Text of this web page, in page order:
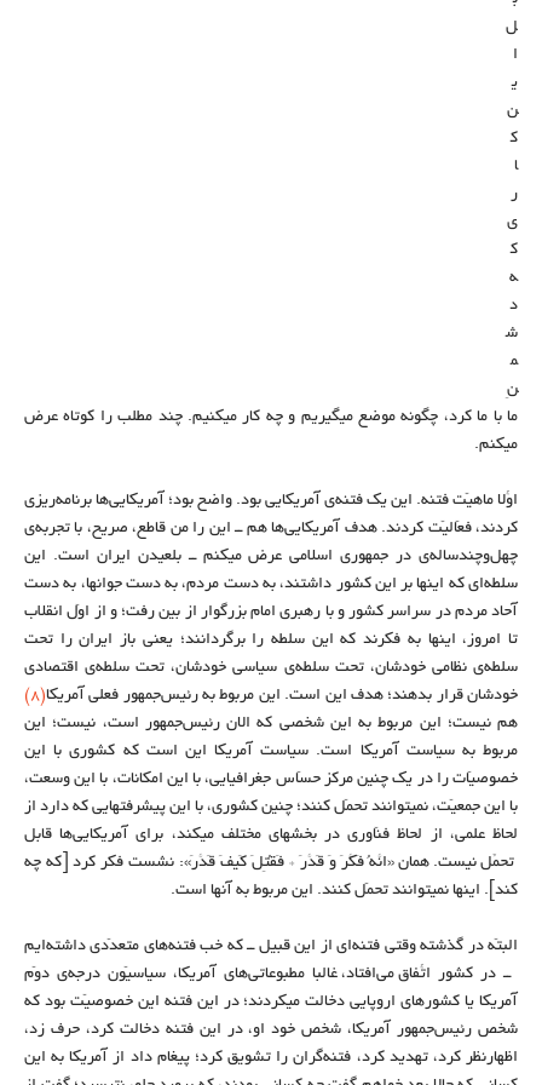
ل
ا
ی
ن
ک
ا
ر
ی
ک
ه
د
ش
م
نِ
ما با ما کرد، چگونه موضع میگیریم و چه کار میکنیم. چند مطلب را کوتاه عرض
میکنم.
اوّلاً ماهیّت فتنه. این یک فتنه‌ی آمریکایی بود. واضح بود؛ آمریکایی‌ها برنامه‌ریزی
کردند، فعّالیّت کردند. هدف آمریکایی‌ها هم ــ این را من قاطع، صریح، با تجربه‌ی
چهل‌وچندساله‌ی در جمهوری اسلامی عرض میکنم ــ بلعیدن ایران است. این
سلطه‌ای که اینها بر این کشور داشتند، به دست مردم، به دست جوانها، به دست
آحاد مردم در سراسر کشور و با رهبری امام بزرگوار از بین رفت؛ و از اوّل انقلاب
تا امروز، اینها به فکرند که این سلطه را برگردانند؛ یعنی باز ایران را تحت
سلطه‌ی نظامی خودشان، تحت سلطه‌ی سیاسی خودشان، تحت سلطه‌ی اقتصادی
خودشان قرار بدهند؛ هدف این است. این مربوط به رئیس‌جمهور فعلی آمریکا(۸)
هم نیست؛ این مربوط به این شخصی که الان رئیس‌جمهور است، نیست؛ این
مربوط به سیاست آمریکا است. سیاست آمریکا این است که کشوری با این
خصوصیّات را در یک چنین مرکز حسّاس جغرافیایی، با این امکانات، با این وسعت،
با این جمعیّت، نمیتوانند تحمّل کنند؛ چنین کشوری، با این پیشرفتهایی که دارد از
لحاظ علمی، از لحاظ فنّاوری در بخشهای مختلف میکند، برای آمریکایی‌ها قابل
تحمّل نیست. همان «اِنَّهُ فَکَّرَ وَ قَدَّرَ * فَقُتِلَ کَیفَ قَدَّرَ»: نشست فکر کرد [که چه
کند]. اینها نمیتوانند تحمّل کنند. این مربوط به آنها است.
البتّه در گذشته وقتی فتنه‌ای از این قبیل ــ که خب فتنه‌های متعدّدی داشته‌ایم
ــ در کشور اتّفاق می‌افتاد، غالباً مطبوعاتی‌های آمریکا، سیاسیّون درجه‌ی دوّم
آمریکا یا کشورهای اروپایی دخالت میکردند؛ در این فتنه این خصوصیّت بود که
شخص رئیس‌جمهور آمریکا، شخص خود او، در این فتنه دخالت کرد، حرف زد،
اظهارنظر کرد، تهدید کرد، فتنه‌گران را تشویق کرد؛ پیغام داد از آمریکا به این